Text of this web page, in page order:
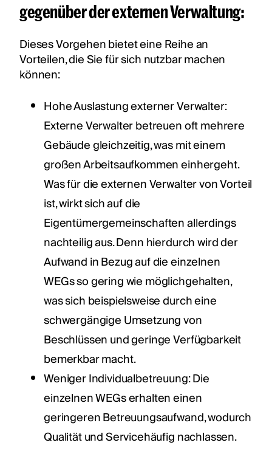
gegenüber der externen Verwaltung:
Dieses Vorgehen bietet eine Reihe an
Vorteilen, die Sie für sich nutzbar machen
können:
Hohe Auslastung externer Verwalter:
Externe Verwalter betreuen oft mehrere
Gebäude gleichzeitig, was mit einem
großen Arbeitsaufkommen einhergeht.
Was für die externen Verwalter von Vorteil
ist, wirkt sich auf die
Eigentümergemeinschaften allerdings
nachteilig aus. Denn hierdurch wird der
Aufwand in Bezug auf die einzelnen
WEGs so gering wie möglichgehalten,
was sich beispielsweise durch eine
schwergängige Umsetzung von
Beschlüssen und geringe Verfügbarkeit
bemerkbar macht.
Weniger Individualbetreuung: Die
einzelnen WEGs erhalten einen
geringeren Betreuungsaufwand, wodurch
Qualität und Servicehäufig nachlassen.